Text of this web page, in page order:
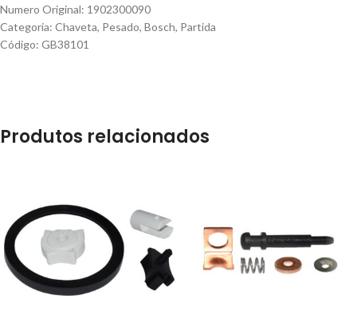
Numero Original: 1902300090
Categoria: Chaveta, Pesado, Bosch, Partida
Código: GB38101
Produtos relacionados